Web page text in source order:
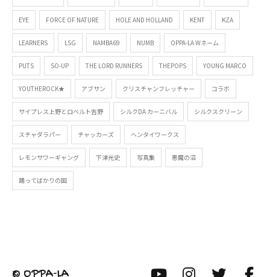
EYE FORCE OF NATURE HOLE AND HOLLAND KENT KZA
LEARNERS LSG NAMBA69 NUMB OPPA-LA Wネーム
PUTS SO-UP THE LORD RUNNERS THEPOPS YOUNG MARCO
YOUTHEROCK★ アブサン クリスチャンフレッチャー コラボ
サイプレス上野とロベルト吉野 シルクDA カーニバル シルクスクリーン
スチャダラパー チャッカーズ ヘンタイワークス
レモンサワーギャング 下津光史 写真集 悪魔の沼
踊ってばかりの国